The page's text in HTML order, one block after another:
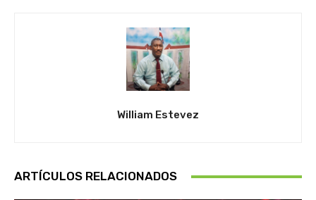
William Estevez
ARTÍCULOS RELACIONADOS